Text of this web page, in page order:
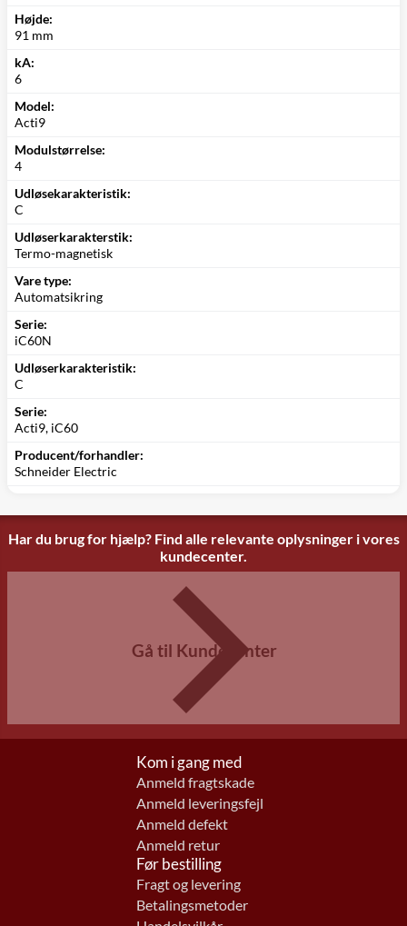
Højde:
91 mm
kA:
6
Model:
Acti9
Modulstørrelse:
4
Udløsekarakteristik:
C
Udløserkarakterstik:
Termo-magnetisk
Vare type:
Automatsikring
Serie:
iC60N
Udløserkarakteristik:
C
Serie:
Acti9, iC60
Producent/forhandler:
Schneider Electric
Har du brug for hjælp? Find alle relevante oplysninger i vores
kundecenter.
Gå til Kundecenter
Kom i gang med
Anmeld fragtskade
Anmeld leveringsfejl
Anmeld defekt
Anmeld retur
Før bestilling
Fragt og levering
Betalingsmetoder